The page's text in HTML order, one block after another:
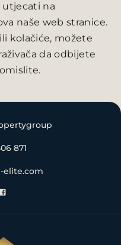
utjecati na
naše web stranice.
kolačiće, možete
da odbijete
871
elite.com